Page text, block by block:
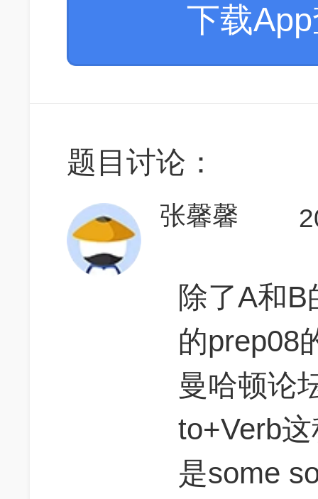
下载
题目讨论：
张馨馨
除了A和
的prep08
曼哈顿论
to+Verb
是some